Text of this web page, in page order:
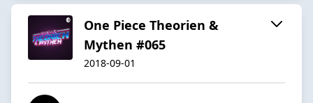
One Piece Theorien &
Mythen #065
2018-09-01